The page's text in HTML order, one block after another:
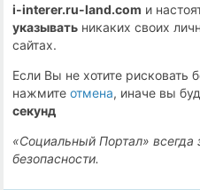
i-interer.ru-land.com и
указывать никаких своих
сайтах.
Если Вы не хотите рисковать
нажмитеотмена, иначе вы
секунд
«Социальный Портал» всегда
безопасности.